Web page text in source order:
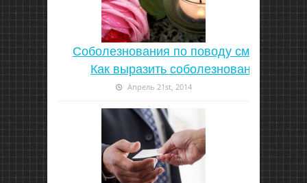
Соболезнования по поводу смерти |
Как выразить соболезнование
Апрель 21st, 2014